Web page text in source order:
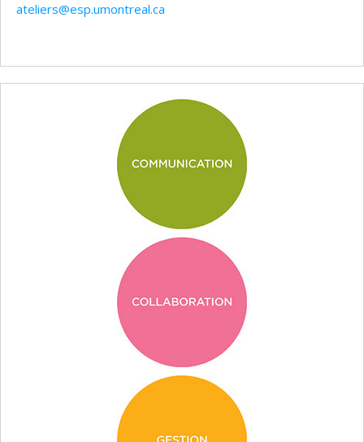
ateliers@esp.umontreal.ca